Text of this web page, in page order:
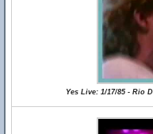
Yes Live: 1/17/85 - Rio